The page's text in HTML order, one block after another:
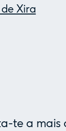
Xira
te a